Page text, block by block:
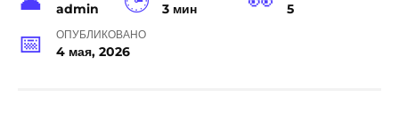
admin 3 мин 5
ОПУБЛИКОВАНО
4 мая, 2026